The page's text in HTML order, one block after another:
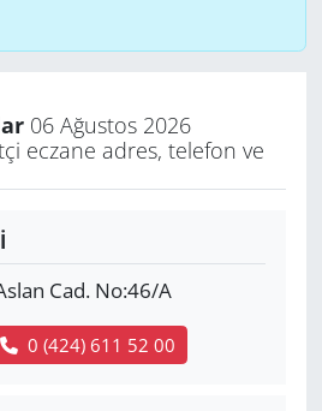
06 Ağustos 2026
eczane adres, telefon ve
Cad. No:46/A
0 (424) 611 52 00